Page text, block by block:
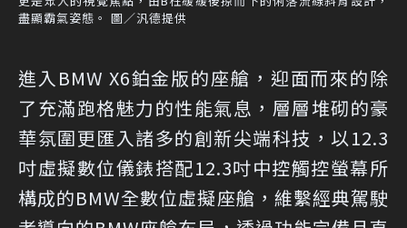
盡顯霸氣姿態。 圖／汎德提供
進入BMW X6鉑金版的座艙，迎面而來的除
了充滿跑格魅力的性能氣息，層層堆砌的豪
華氛圍更匯入諸多的創新尖端科技，以12.3
吋虛擬數位儀錶搭配12.3吋中控觸控螢幕所
構成的BMW全數位虛擬座艙，維繫經典駕駛